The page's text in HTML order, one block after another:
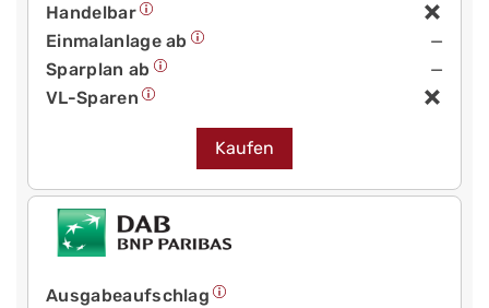
Handelbar
Einmalanlage ab
—
Sparplan ab
—
VL-Sparen
Kaufen
Ausgabeaufschlag